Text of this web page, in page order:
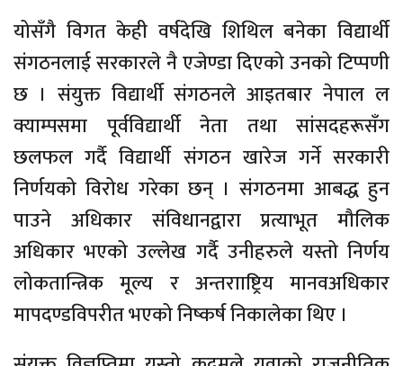
योसँगै विगत केही वर्षदेखि शिथिल बनेका विद्यार्थी
संगठनलाई सरकारले नै एजेण्डा दिएको उनको टिप्पणी
छ । संयुक्त विद्यार्थी संगठनले आइतबार नेपाल ल
क्याम्पसमा पूर्वविद्यार्थी नेता तथा सांसदहरूसँग
छलफल गर्दै विद्यार्थी संगठन खारेज गर्ने सरकारी
निर्णयको विरोध गरेका छन् । संगठनमा आबद्ध हुन
पाउने अधिकार संविधानद्वारा प्रत्याभूत मौलिक
अधिकार भएको उल्लेख गर्दै उनीहरुले यस्तो निर्णय
लोकतान्त्रिक मूल्य र अन्तरााष्ट्रिय मानवअधिकार
मापदण्डविपरीत भएको निष्कर्ष निकालेका थिए ।